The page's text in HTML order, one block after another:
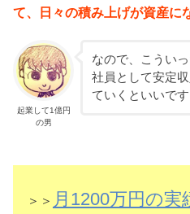
て、日々の積み上げが資産に
起業して1億円
の男
なので、こうい
社員として安定
ていくといいです
＞＞ 月1200万円の